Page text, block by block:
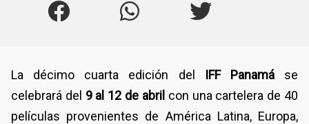
La décimo cuarta edición del IFF Panamáse
celebrará del 9 al 12 de abril con una cartelera de 40
películas provenientes de América Latina, Europa,